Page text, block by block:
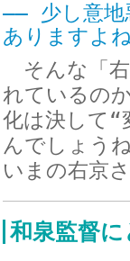
―― 少し意地
ありますよね
そんな「右
れているの
化は決して“
んでしょう
いまの右京
和泉監督